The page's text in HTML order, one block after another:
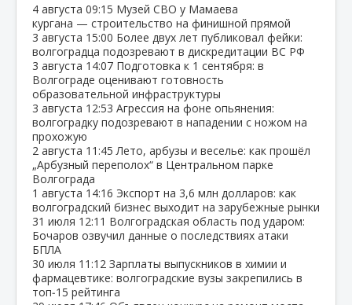
4 августа 09:15 Музей СВО у Мамаева
кургана — строительство на финишной прямой
3 августа 15:00 Более двух лет публиковал фейки:
волгоградца подозревают в дискредитации ВС РФ
3 августа 14:07 Подготовка к 1 сентября: в
Волгограде оценивают готовность
образовательной инфраструктуры
3 августа 12:53 Агрессия на фоне опьянения:
волгоградку подозревают в нападении с ножом на
прохожую
2 августа 11:45 Лето, арбузы и веселье: как прошёл
„Арбузный переполох“ в Центральном парке
Волгограда
1 августа 14:16 Экспорт на 3,6 млн долларов: как
волгоградский бизнес выходит на зарубежные рынки
31 июля 12:11 Волгоградская область под ударом:
Бочаров озвучил данные о последствиях атаки
БПЛА
30 июля 11:12 Зарплаты выпускников в химии и
фармацевтике: волгоградские вузы закрепились в
топ‑15 рейтинга